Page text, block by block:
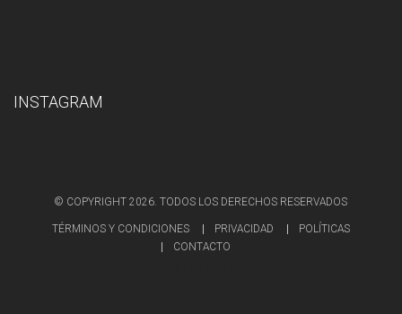
INSTAGRAM
© COPYRIGHT 2026. TODOS LOS DERECHOS RESERVADOS
TÉRMINOS Y CONDICIONES PRIVACIDAD
POLÍTICAS
CONTACTO